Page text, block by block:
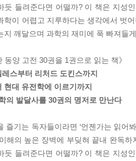
듯 들려준다면 어떨까? 이 책은 지성
학이 어렵고 지루하다는 생각에서 벗
지 깨달으며 과학의 재미에 푹 빠져들
동양 고전 30권을 1권으로 읽는 책》
스부터 리처드 도킨스까지
현대 유전학에 이르기까지
의 발달사를 30권의 명저로 만난다
즐기는 독자들이라면 ‘언젠가는 읽어
해의 높은 장벽에 부딪혀 끝내 완독
듯 들려준다면 어떨까? 이 책은 지성